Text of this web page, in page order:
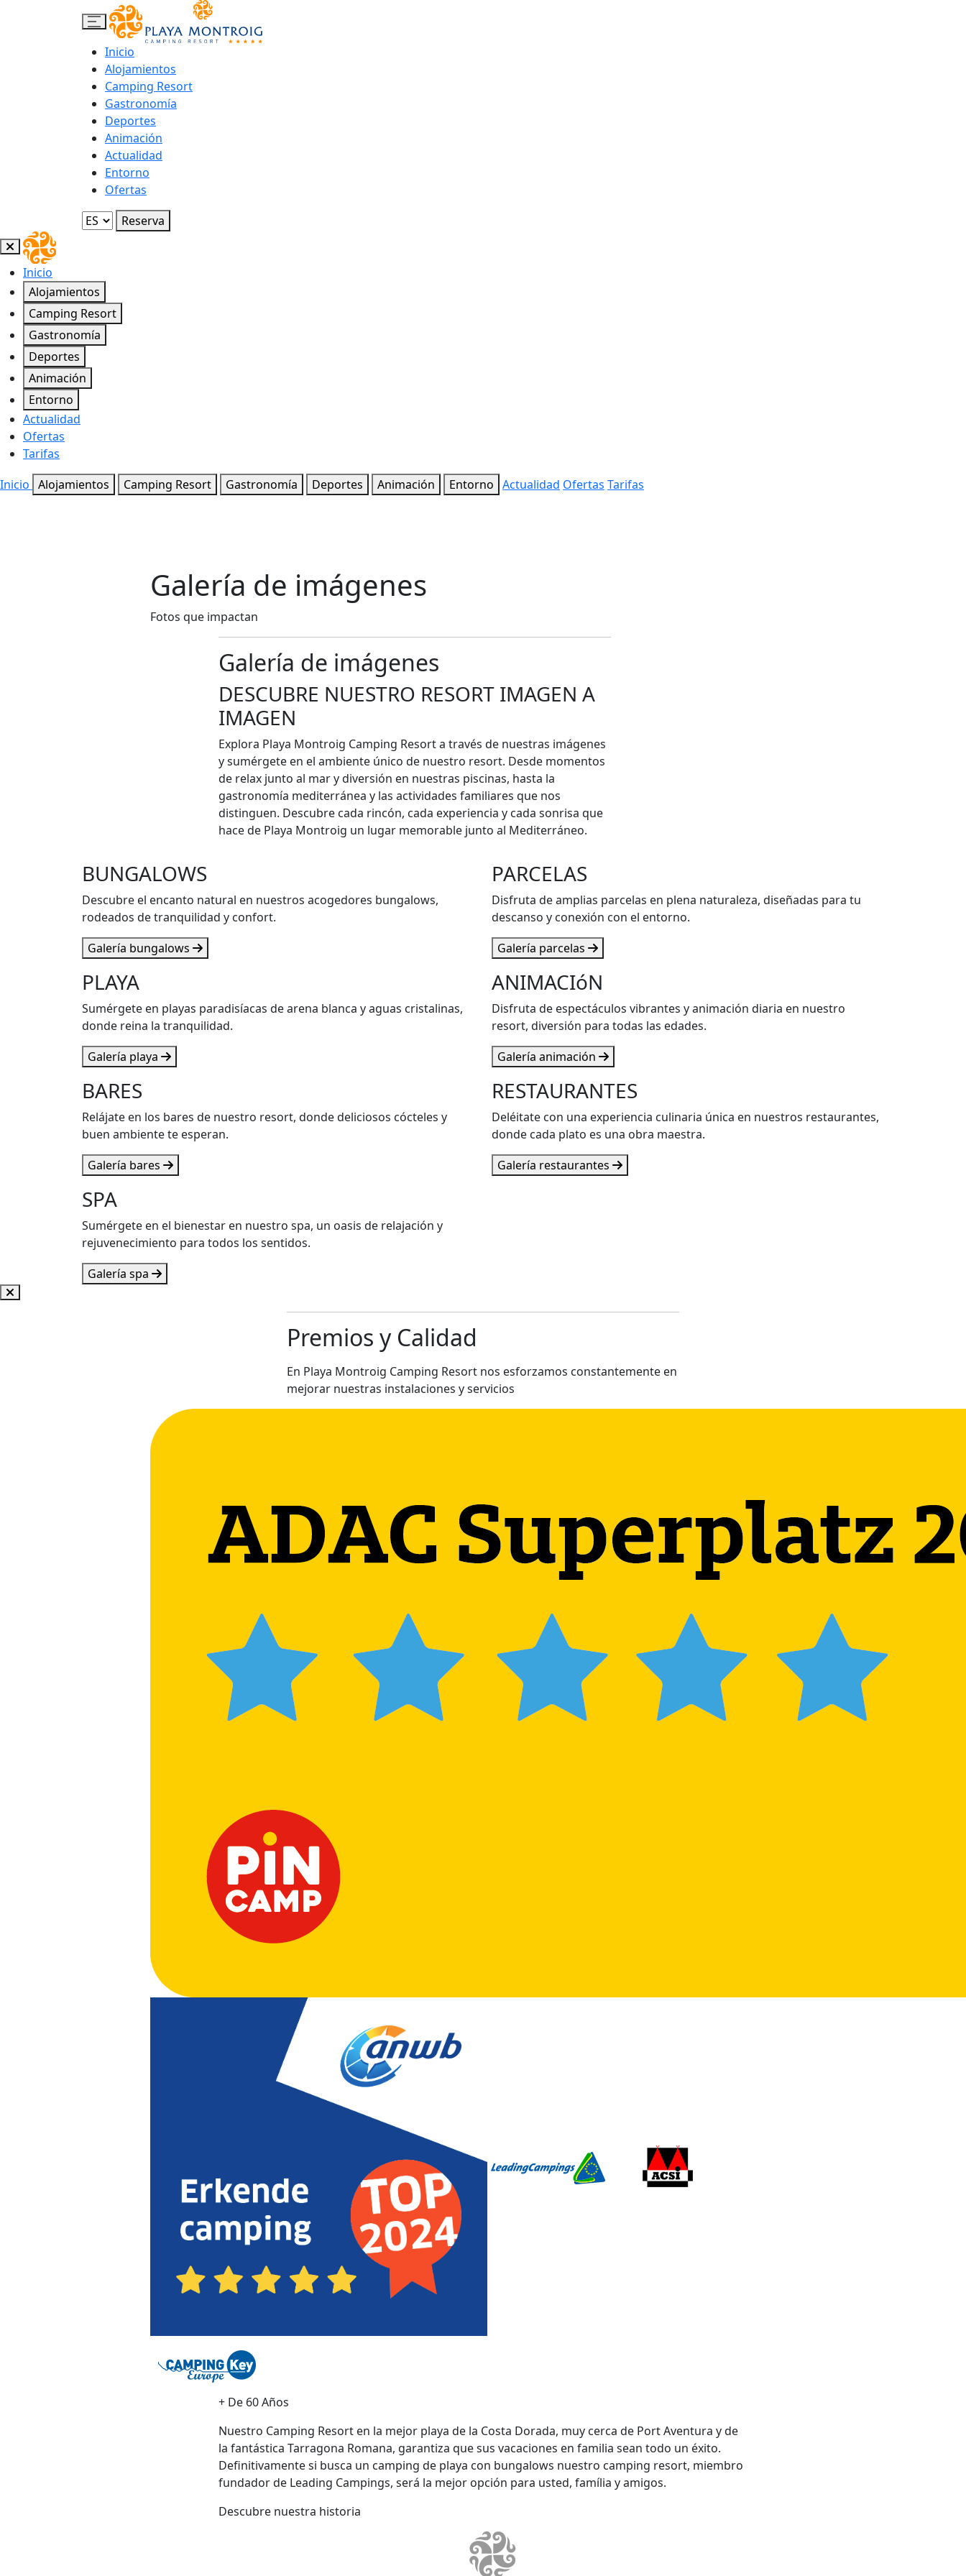
Inicio
Alojamientos
Camping Resort
Gastronomía
Deportes
Animación
Actualidad
Entorno
Ofertas
Reserva
Inicio
Alojamientos
Camping Resort
Gastronomía
Deportes
Animación
Entorno
Actualidad
Ofertas
Tarifas
Inicio Alojamientos Camping Resort Gastronomía Deportes Animación Entorno Actualidad Ofertas Tarifas
Galería de imágenes
Fotos que impactan
Galería de imágenes
DESCUBRE NUESTRO RESORT IMAGEN A
IMAGEN
Explora Playa Montroig Camping Resort a través de nuestras imágenes
y sumérgete en el ambiente único de nuestro resort. Desde momentos
de relax junto al mar y diversión en nuestras piscinas, hasta la
gastronomía mediterránea y las actividades familiares que nos
distinguen. Descubre cada rincón, cada experiencia y cada sonrisa que
hace de Playa Montroig un lugar memorable junto al Mediterráneo.
BUNGALOWS
Descubre el encanto natural en nuestros acogedores bungalows,
rodeados de tranquilidad y confort.
Galería bungalows
PARCELAS
Disfruta de amplias parcelas en plena naturaleza, diseñadas para tu
descanso y conexión con el entorno.
Galería parcelas
PLAYA
Sumérgete en playas paradisíacas de arena blanca y aguas cristalinas,
donde reina la tranquilidad.
Galería playa
ANIMACIóN
Disfruta de espectáculos vibrantes y animación diaria en nuestro
resort, diversión para todas las edades.
Galería animación
BARES
Relájate en los bares de nuestro resort, donde deliciosos cócteles y
buen ambiente te esperan.
Galería bares
RESTAURANTES
Deléitate con una experiencia culinaria única en nuestros restaurantes,
donde cada plato es una obra maestra.
Galería restaurantes
SPA
Sumérgete en el bienestar en nuestro spa, un oasis de relajación y
rejuvenecimiento para todos los sentidos.
Galería spa
Premios y Calidad
En Playa Montroig Camping Resort nos esforzamos constantemente en
mejorar nuestras instalaciones y servicios
+ De 60 Años
Nuestro Camping Resort en la mejor playa de la Costa Dorada, muy cerca de Port Aventura y de
la fantástica Tarragona Romana, garantiza que sus vacaciones en familia sean todo un éxito.
Definitivamente si busca un camping de playa con bungalows nuestro camping resort, miembro
fundador de Leading Campings, será la mejor opción para usted, família y amigos.
Descubre nuestra historia